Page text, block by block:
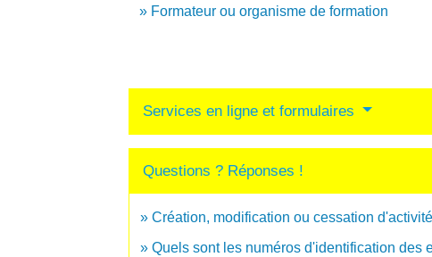
Formateur ou organisme de formation
Services en ligne et formulaires
Questions ? Réponses !
Création, modification ou cessation
Quels sont les numéros d'identification des